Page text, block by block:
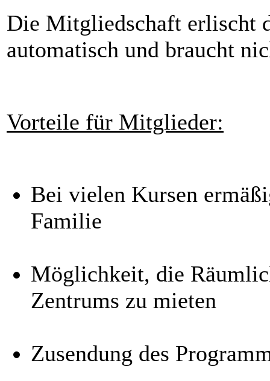
Die Mitgliedschaft erlischt
automatisch und braucht
Vorteile für Mitglieder:
Bei vielen Kursen
Familie
Möglichkeit, die
Zentrums zu mieten
Zusendung des